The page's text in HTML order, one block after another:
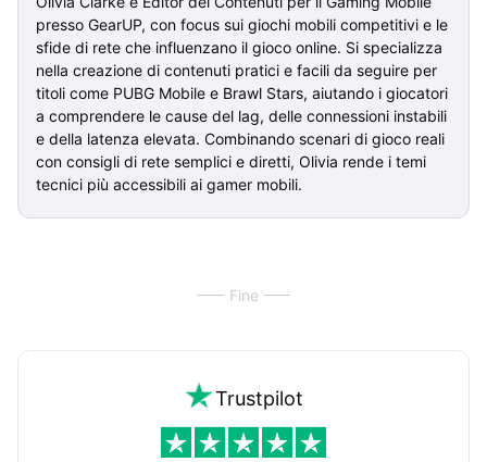
presso GearUP, con focus sui giochi mobili competitivi e le
sfide di rete che influenzano il gioco online. Si specializza
nella creazione di contenuti pratici e facili da seguire per
titoli come PUBG Mobile e Brawl Stars, aiutando i giocatori
a comprendere le cause del lag, delle connessioni instabili
e della latenza elevata. Combinando scenari di gioco reali
con consigli di rete semplici e diretti, Olivia rende i temi
tecnici più accessibili ai gamer mobili.
Fine
Trustpilot